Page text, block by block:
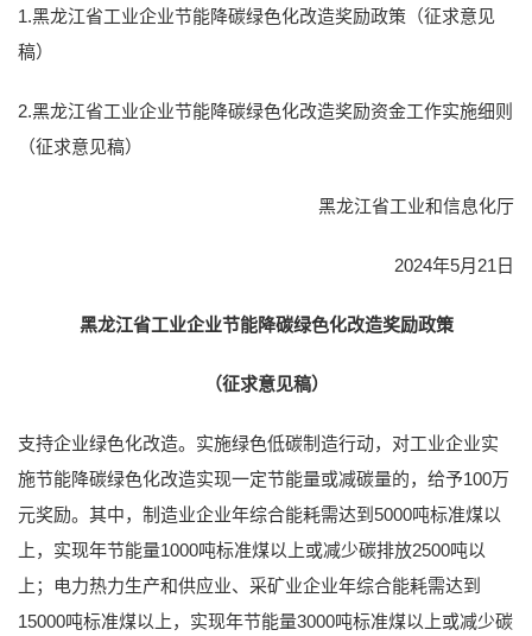
1.黑龙江省工业企业节能降碳绿色化改造奖励政策（征求意见
稿）
2.黑龙江省工业企业节能降碳绿色化改造奖励资金工作实施细则
（征求意见稿）
黑龙江省工业和信息化厅
2024年5月21日
黑龙江省工业企业节能降碳绿色化改造奖励政策
（征求意见稿）
支持企业绿色化改造。实施绿色低碳制造行动，对工业企业实
施节能降碳绿色化改造实现一定节能量或减碳量的，给予100万
元奖励。其中，制造业企业年综合能耗需达到5000吨标准煤以
上，实现年节能量1000吨标准煤以上或减少碳排放2500吨以
上；电力热力生产和供应业、采矿业企业年综合能耗需达到
15000吨标准煤以上，实现年节能量3000吨标准煤以上或减少碳